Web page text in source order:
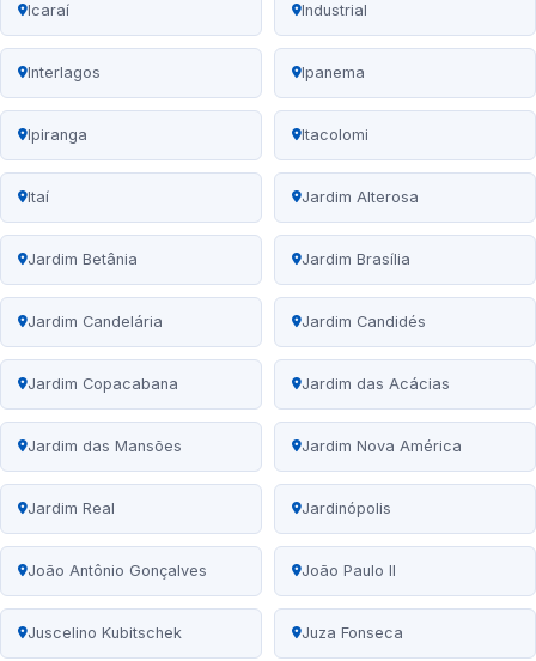
Icaraí Industrial
Interlagos Ipanema
Ipiranga Itacolomi
Itaí Jardim Alterosa
Jardim Betânia Jardim Brasília
Jardim Candelária Jardim Candidés
Jardim Copacabana Jardim das Acácias
Jardim das Mansões Jardim Nova América
Jardim Real Jardinópolis
João Antônio Gonçalves João Paulo II
Juscelino Kubitschek Juza Fonseca